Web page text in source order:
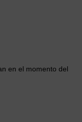
en el momento del